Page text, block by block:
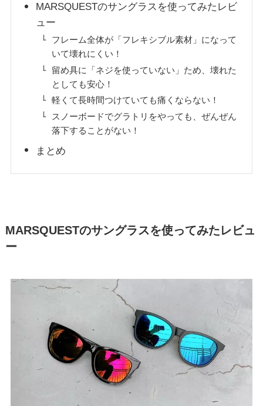
MARSQUESTのサングラスを使ってみたレビ
ュー
フレーム全体が「フレキシブル素材」になって
いて壊れにくい！
留め具に「ネジを使っていない」ため、壊れた
としても安心！
軽くて長時間つけていても痛くならない！
スノーボードでグラトリをやっても、ぜんぜん
落下することがない！
まとめ
MARSQUESTのサングラスを使ってみたレビュ
ー